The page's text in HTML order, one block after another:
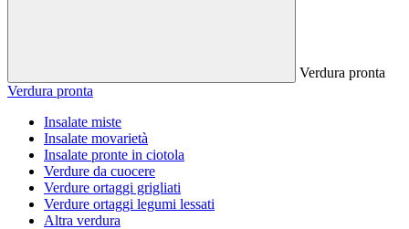
Verdura pronta
Verdura pronta
Insalate miste
Insalate movarietà
Insalate pronte in ciotola
Verdure da cuocere
Verdure ortaggi grigliati
Verdure ortaggi legumi lessati
Altra verdura